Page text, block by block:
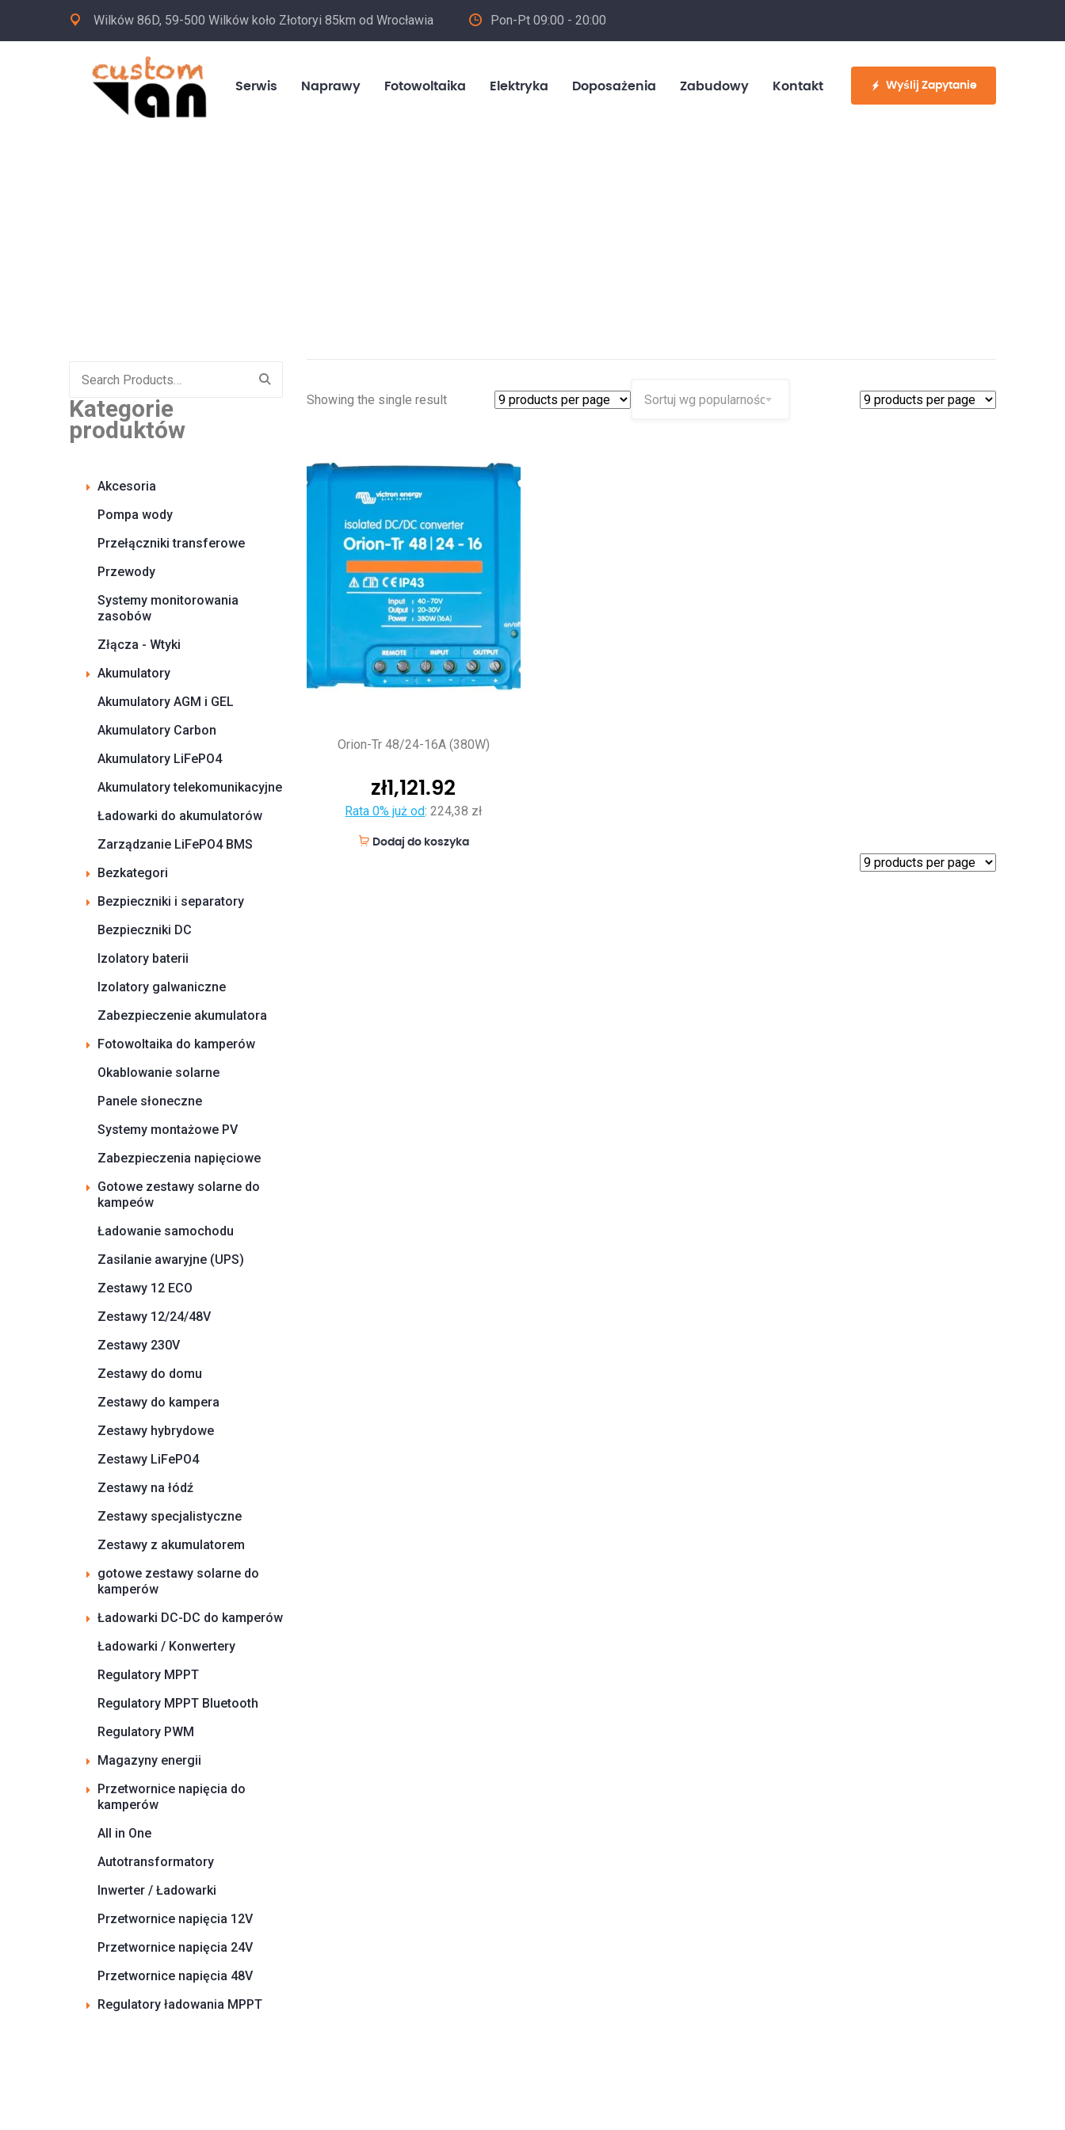
Wilków 86D, 59-500 Wilków koło Złotoryi 85km od Wrocławia Pon-Pt 09:00 - 20:00
530 886 214
Serwis Naprawy Fotowoltaika Elektryka Doposażenia Zabudowy Kontakt Wyślij Zapytanie
Search
Kategorie
produktów
Akcesoria
Pompa wody
Przełączniki transferowe
Przewody
Systemy monitorowania
zasobów
Złącza - Wtyki
Akumulatory
Akumulatory AGM i GEL
Akumulatory Carbon
Akumulatory LiFePO4
Akumulatory telekomunikacyjne
Ładowarki do akumulatorów
Zarządzanie LiFePO4 BMS
Bezkategori
Bezpieczniki i separatory
Bezpieczniki DC
Izolatory baterii
Izolatory galwaniczne
Zabezpieczenie akumulatora
Fotowoltaika do kamperów
Okablowanie solarne
Panele słoneczne
Systemy montażowe PV
Zabezpieczenia napięciowe
Gotowe zestawy solarne do
kampeów
Ładowanie samochodu
Zasilanie awaryjne (UPS)
Zestawy 12 ECO
Zestawy 12/24/48V
Zestawy 230V
Zestawy do domu
Zestawy do kampera
Zestawy hybrydowe
Zestawy LiFePO4
Zestawy na łódź
Zestawy specjalistyczne
Zestawy z akumulatorem
gotowe zestawy solarne do
kamperów
Ładowarki DC-DC do kamperów
Ładowarki / Konwertery
Regulatory MPPT
Regulatory MPPT Bluetooth
Regulatory PWM
Magazyny energii
Przetwornice napięcia do
kamperów
All in One
Autotransformatory
Inwerter / Ładowarki
Przetwornice napięcia 12V
Przetwornice napięcia 24V
Przetwornice napięcia 48V
Regulatory ładowania MPPT
Showing the single result
Orion-Tr 48/24-16A (380W)
zł1,121.92
Rata 0% już od:224,38 zł
Dodaj do koszyka